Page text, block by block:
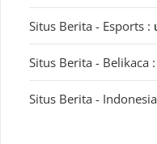
Situs Berita - Esports :
Situs Berita - Belikaca :
Situs Berita -